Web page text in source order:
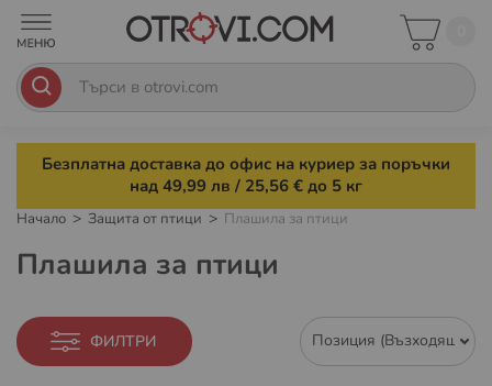
Безплатна доставка до офис на куриер за поръчки
над 49,99 лв / 25,56 € до 5 кг
Начало Защита от птици Плашила за птици
Плашила за птици
ФИЛТРИ